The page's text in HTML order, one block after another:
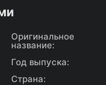
Оригинальное
название:
Год выпуска:
Страна: